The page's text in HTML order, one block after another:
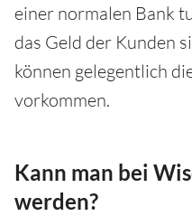
einer normalen Bank
das Geld der Kunden
können gelegentlich
vorkommen.
Kann man bei
werden?